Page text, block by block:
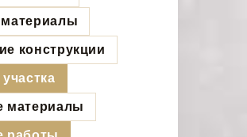
конструкции
материалы